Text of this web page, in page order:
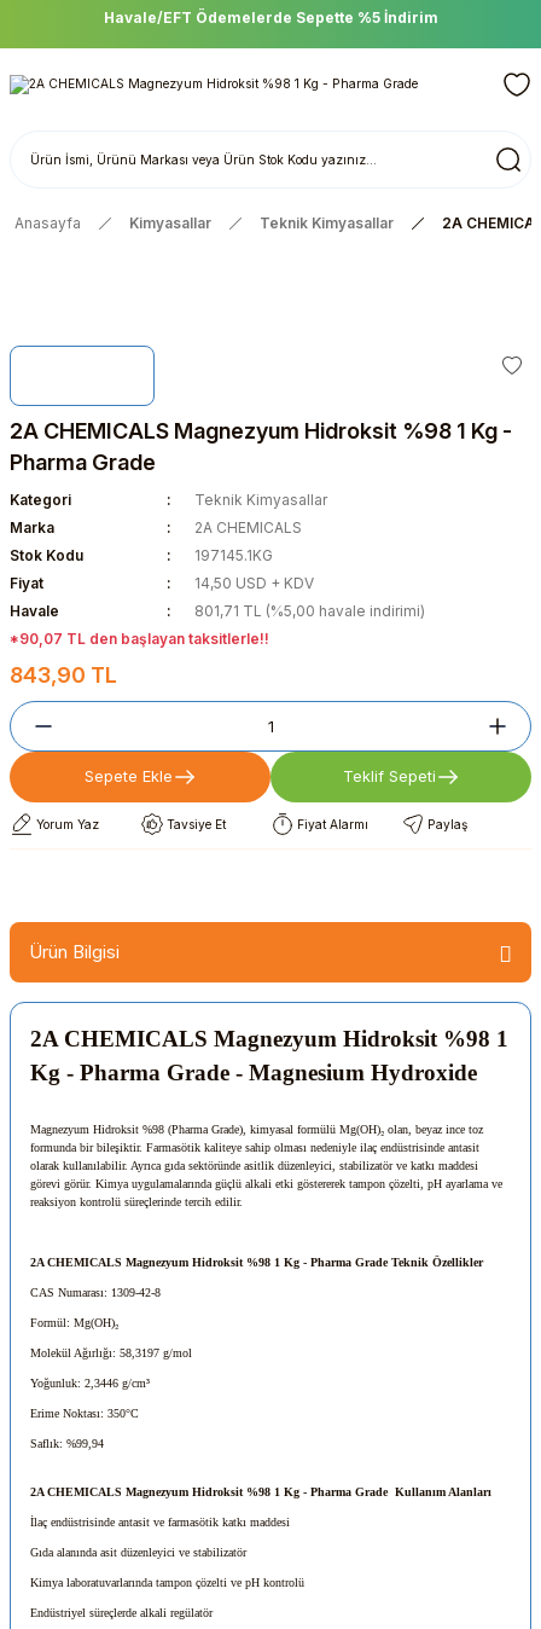
Havale/EFT Ödemelerde Sepette %5 İndirim
Anasayfa Kimyasallar Teknik Kimyasallar 2A
2A CHEMICALS Magnezyum Hidroksit %98 1 Kg -
Pharma Grade
Kategori
Teknik Kimyasallar
Marka
2A CHEMICALS
Stok Kodu
197145.1KG
Fiyat
14,50 USD + KDV
Havale
801,71 TL (%5,00 havale indirimi)
*90,07 TL den başlayan taksitlerle!!
843,90 TL
Sepete Ekle Teklif Sepeti
Yorum Yaz Tavsiye Et Fiyat Alarmı Paylaş
Ürün Bilgisi
2A CHEMICALS Magnezyum Hidroksit %98 1
Kg - Pharma Grade - Magnesium Hydroxide
Magnezyum Hidroksit %98 (Pharma Grade), kimyasal formülü Mg(OH)₂ olan, beyaz ince toz
formunda bir bileşiktir. Farmasötik kaliteye sahip olması nedeniyle ilaç endüstrisinde antasit
olarak kullanılabilir. Ayrıca gıda sektöründe asitlik düzenleyici, stabilizatör ve katkı maddesi
görevi görür. Kimya uygulamalarında güçlü alkali etki göstererek tampon çözelti, pH ayarlama ve
reaksiyon kontrolü süreçlerinde tercih edilir.
2A CHEMICALS Magnezyum Hidroksit %98 1 Kg - Pharma Grade Teknik Özellikler
CAS Numarası: 1309-42-8
Formül: Mg(OH)₂
Molekül Ağırlığı: 58,3197 g/mol
Yoğunluk: 2,3446 g/cm³
Erime Noktası: 350°C
Saflık: %99,94
2A CHEMICALS Magnezyum Hidroksit %98 1 Kg - Pharma Grade Kullanım Alanları
İlaç endüstrisinde antasit ve farmasötik katkı maddesi
Gıda alanında asit düzenleyici ve stabilizatör
Kimya laboratuvarlarında tampon çözelti ve pH kontrolü
Endüstriyel süreçlerde alkali regülatör